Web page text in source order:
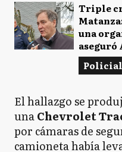
Triple
una
aseguró
El hallazgo se
unaChevrolet
por cámaras de
camioneta había